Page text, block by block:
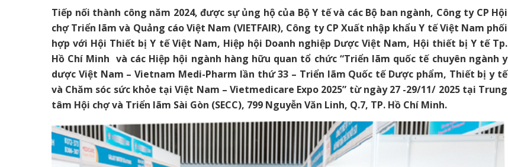
Tiếp nối thành công năm 2024, được sự ủng hộ của Bộ Y tế và các Bộ ban ngành, Công ty CP Hội
chợ Triển lãm và Quảng cáo Việt Nam (VIETFAIR), Công ty CP Xuất nhập khẩu Y tế Việt Nam phối
hợp với Hội Thiết bị Y tế Việt Nam, Hiệp hội Doanh nghiệp Dược Việt Nam, Hội thiết bị Y tế Tp.
Hồ Chí Minh và các Hiệp hội ngành hàng hữu quan tổ chức “Triển lãm quốc tế chuyên ngành y
dược Việt Nam – Vietnam Medi-Pharm lần thứ 33 – Triển lãm Quốc tế Dược phẩm, Thiết bị y tế
và Chăm sóc sức khỏe tại Việt Nam – Vietmedicare Expo 2025” từ ngày 27 -29/11/ 2025 tại Trung
tâm Hội chợ và Triển lãm Sài Gòn (SECC), 799 Nguyễn Văn Linh, Q.7, TP. Hồ Chí Minh.